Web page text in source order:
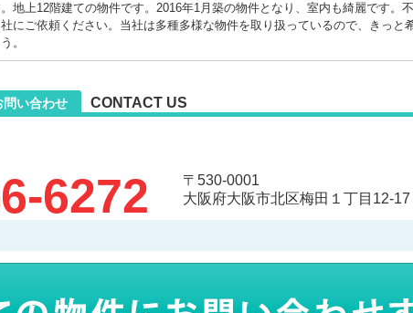
地上12階建ての物件です。2016年1月築の物件となり、室内も綺麗です。
にご依頼ください。当社は多種多様な物件を取り扱っているので、きっと
。
問い合わせ CONTACT US
6272
〒530-0001
大阪府大阪市北区梅田１丁目12-